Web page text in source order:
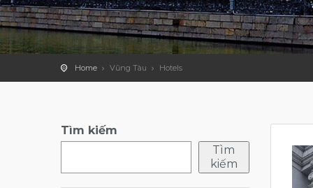
Home Vũng Tàu Hotels
Tìm kiếm
Tìm
kiếm